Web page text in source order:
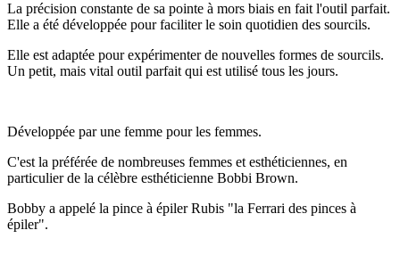
La précision constante de sa pointe à mors biais en fait l'outil parfait.
Elle a été développée pour faciliter le soin quotidien des sourcils.
Elle est adaptée pour expérimenter de nouvelles formes de sourcils.
Un petit, mais vital outil parfait qui est utilisé tous les jours.
Développée par une femme pour les femmes.
C'est la préférée de nombreuses femmes et esthéticiennes, en
particulier de la célèbre esthéticienne Bobbi Brown.
Bobby a appelé la pince à épiler Rubis "la Ferrari des pinces à
épiler".